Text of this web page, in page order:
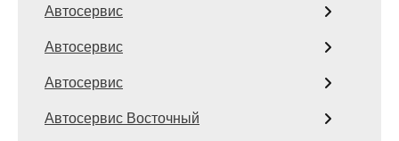
Автосервис
Автосервис
Автосервис
Автосервис Восточный